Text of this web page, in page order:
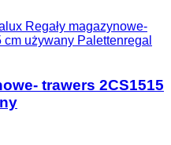
Regały magazynowe-
używany Palettenregal
trawers 2CS1515